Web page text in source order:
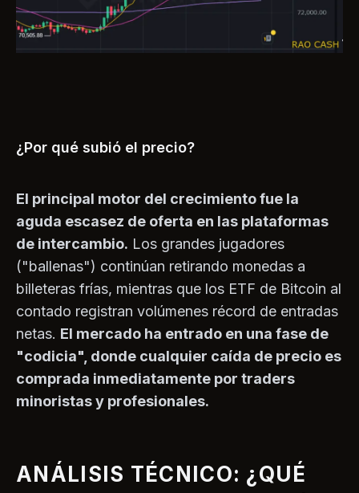
¿Por qué subió el precio?
El principal motor del crecimiento fue la
aguda escasez de oferta en las plataformas
de intercambio. Los grandes jugadores
("ballenas") continúan retirando monedas a
billeteras frías, mientras que los ETF de Bitcoin al
contado registran volúmenes récord de entradas
netas. El mercado ha entrado en una fase de
"codicia", donde cualquier caída de precio es
comprada inmediatamente por traders
minoristas y profesionales.
ANÁLISIS TÉCNICO: ¿QUÉ